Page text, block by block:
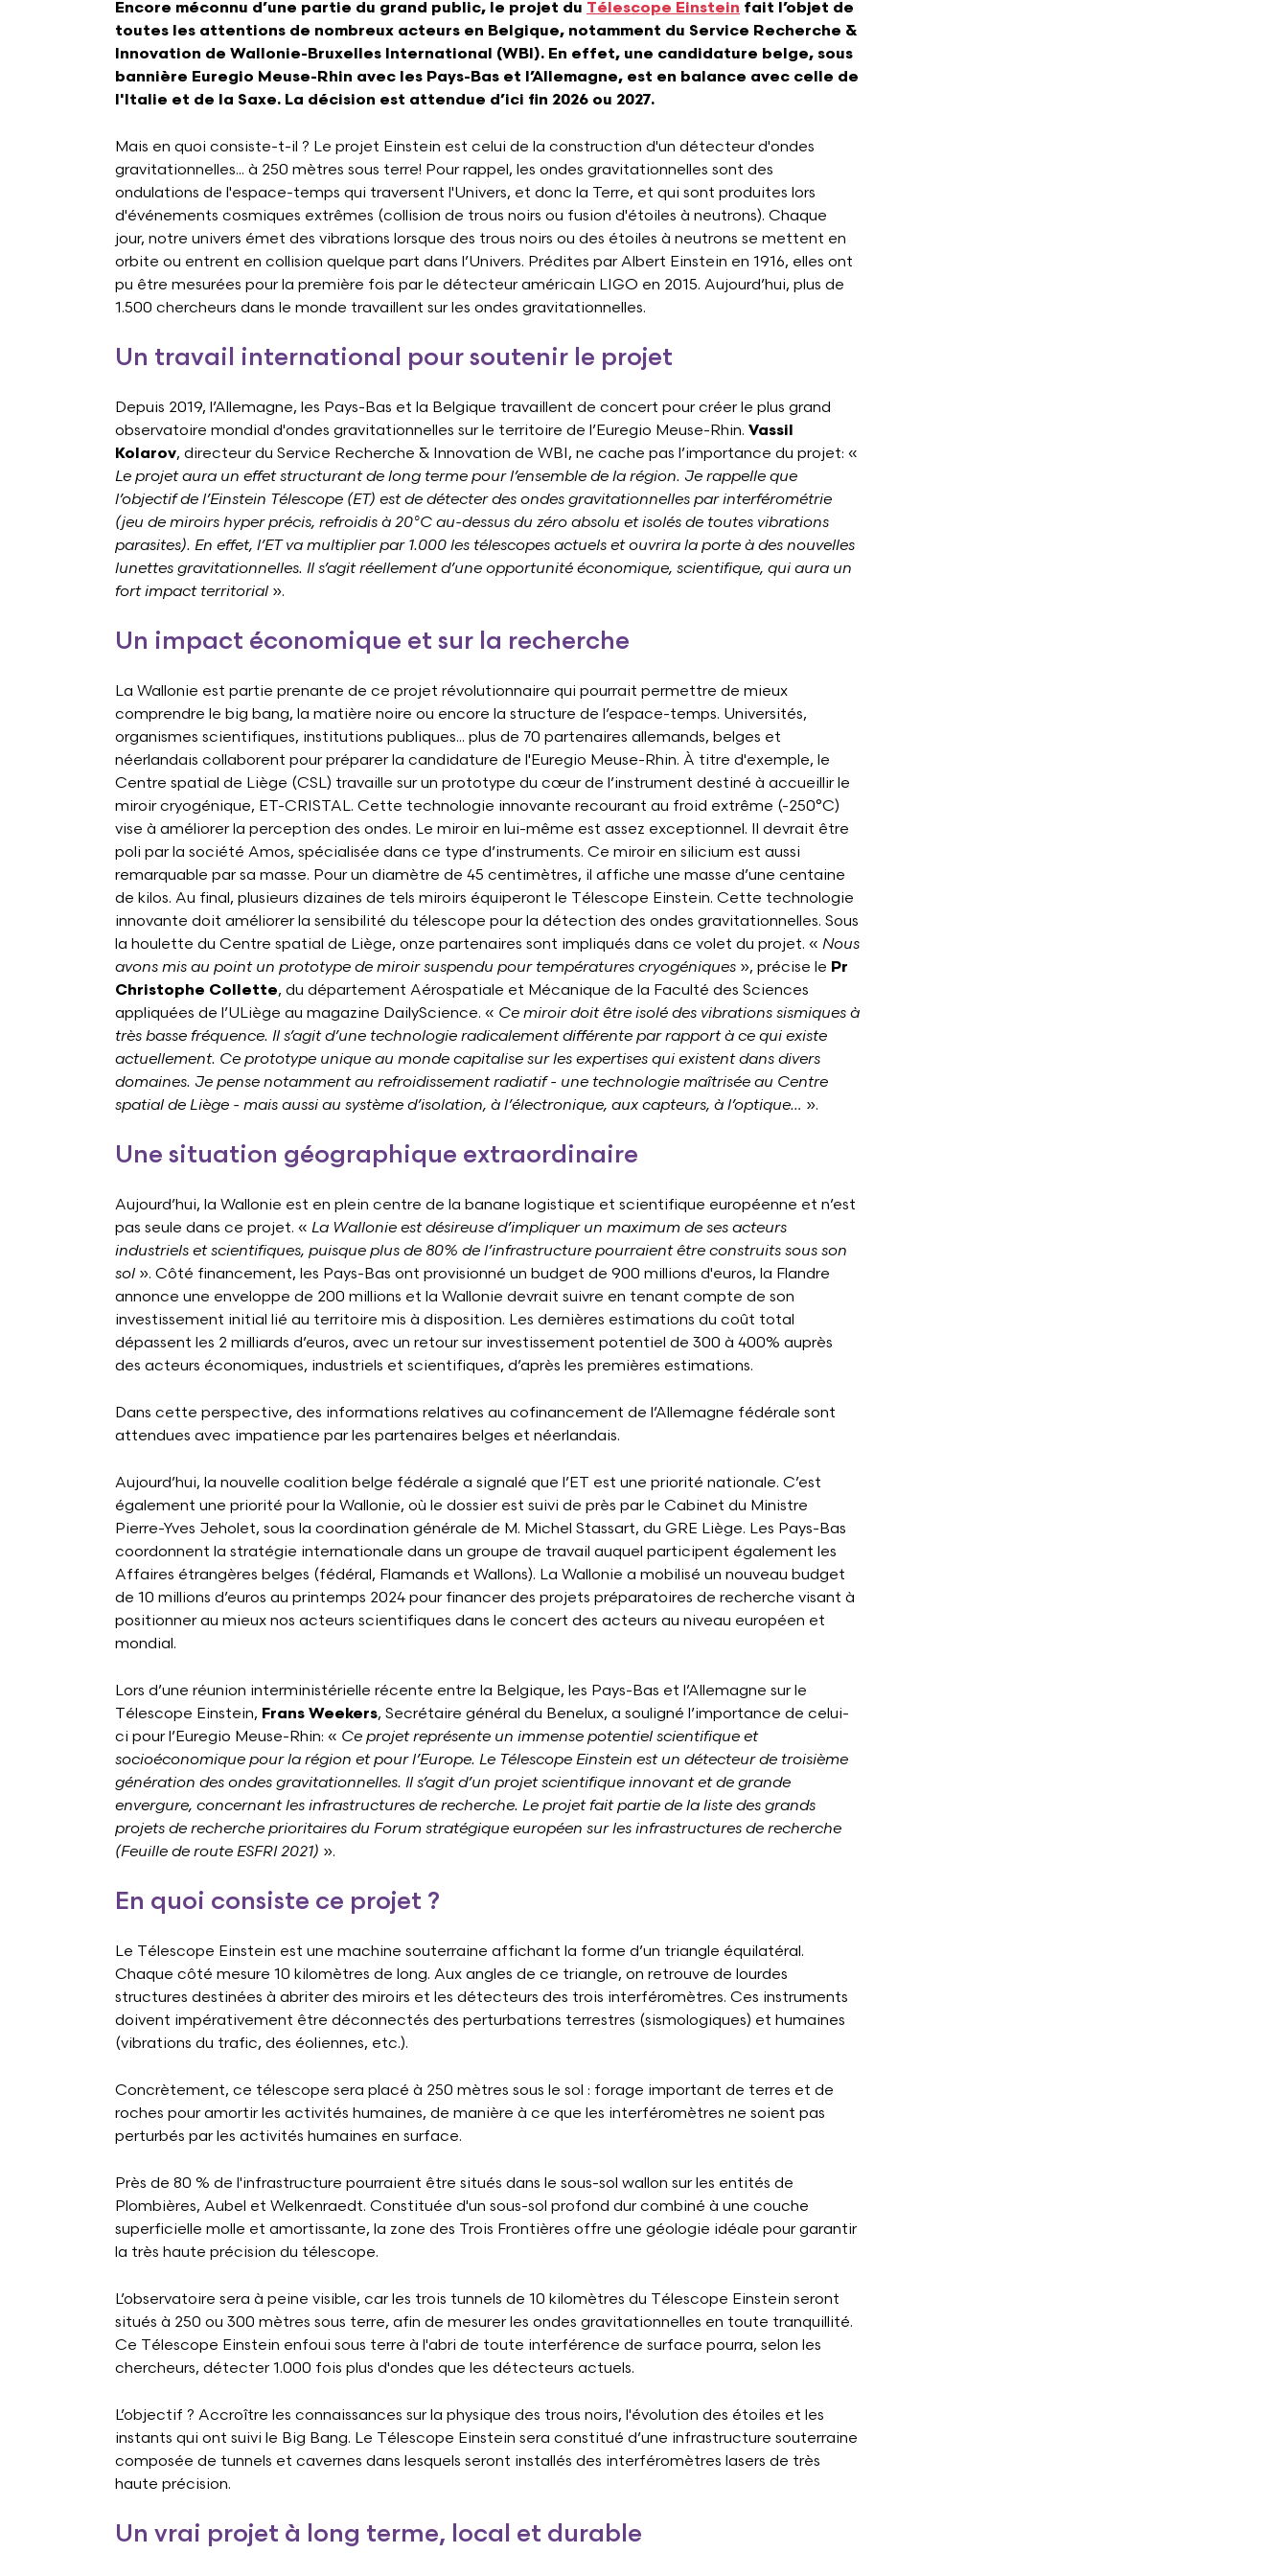
Encore méconnu d’une partie du grand public, le projet du Télescope Einstein fait l’objet de
toutes les attentions de nombreux acteurs en Belgique, notamment du Service Recherche &
Innovation de Wallonie-Bruxelles International (WBI). En effet, une candidature belge, sous
bannière Euregio Meuse-Rhin avec les Pays-Bas et l’Allemagne, est en balance avec celle de
l'Italie et de la Saxe. La décision est attendue d’ici fin 2026 ou 2027.
Mais en quoi consiste-t-il ? Le projet Einstein est celui de la construction d'un détecteur d'ondes
gravitationnelles... à 250 mètres sous terre! Pour rappel, les ondes gravitationnelles sont des
ondulations de l'espace-temps qui traversent l'Univers, et donc la Terre, et qui sont produites lors
d'événements cosmiques extrêmes (collision de trous noirs ou fusion d'étoiles à neutrons). Chaque
jour, notre univers émet des vibrations lorsque des trous noirs ou des étoiles à neutrons se mettent en
orbite ou entrent en collision quelque part dans l’Univers. Prédites par Albert Einstein en 1916, elles ont
pu être mesurées pour la première fois par le détecteur américain LIGO en 2015. Aujourd’hui, plus de
1.500 chercheurs dans le monde travaillent sur les ondes gravitationnelles.
Un travail international pour soutenir le projet
Depuis 2019, l’Allemagne, les Pays-Bas et la Belgique travaillent de concert pour créer le plus grand
observatoire mondial d'ondes gravitationnelles sur le territoire de l’Euregio Meuse-Rhin. Vassil
Kolarov, directeur du Service Recherche & Innovation de WBI, ne cache pas l’importance du projet: «
Le projet aura un effet structurant de long terme pour l’ensemble de la région. Je rappelle que
l’objectif de l’Einstein Télescope (ET) est de détecter des ondes gravitationnelles par interférométrie
(jeu de miroirs hyper précis, refroidis à 20°C au-dessus du zéro absolu et isolés de toutes vibrations
parasites). En effet, l’ET va multiplier par 1.000 les télescopes actuels et ouvrira la porte à des nouvelles
lunettes gravitationnelles. Il s’agit réellement d’une opportunité économique, scientifique, qui aura un
fort impact territorial ».
Un impact économique et sur la recherche
La Wallonie est partie prenante de ce projet révolutionnaire qui pourrait permettre de mieux
comprendre le big bang, la matière noire ou encore la structure de l’espace-temps. Universités,
organismes scientifiques, institutions publiques... plus de 70 partenaires allemands, belges et
néerlandais collaborent pour préparer la candidature de l'Euregio Meuse-Rhin. À titre d'exemple, le
Centre spatial de Liège (CSL) travaille sur un prototype du cœur de l’instrument destiné à accueillir le
miroir cryogénique, ET-CRISTAL. Cette technologie innovante recourant au froid extrême (-250°C)
vise à améliorer la perception des ondes. Le miroir en lui-même est assez exceptionnel. Il devrait être
poli par la société Amos, spécialisée dans ce type d’instruments. Ce miroir en silicium est aussi
remarquable par sa masse. Pour un diamètre de 45 centimètres, il affiche une masse d’une centaine
de kilos. Au final, plusieurs dizaines de tels miroirs équiperont le Télescope Einstein. Cette technologie
innovante doit améliorer la sensibilité du télescope pour la détection des ondes gravitationnelles. Sous
la houlette du Centre spatial de Liège, onze partenaires sont impliqués dans ce volet du projet. « Nous
avons mis au point un prototype de miroir suspendu pour températures cryogéniques », précise le Pr
Christophe Collette, du département Aérospatiale et Mécanique de la Faculté des Sciences
appliquées de l’ULiège au magazine DailyScience. « Ce miroir doit être isolé des vibrations sismiques à
très basse fréquence. Il s’agit d’une technologie radicalement différente par rapport à ce qui existe
actuellement. Ce prototype unique au monde capitalise sur les expertises qui existent dans divers
domaines. Je pense notamment au refroidissement radiatif - une technologie maîtrisée au Centre
spatial de Liège - mais aussi au système d’isolation, à l’électronique, aux capteurs, à l’optique… ».
Une situation géographique extraordinaire
Aujourd’hui, la Wallonie est en plein centre de la banane logistique et scientifique européenne et n’est
pas seule dans ce projet. « La Wallonie est désireuse d’impliquer un maximum de ses acteurs
industriels et scientifiques, puisque plus de 80% de l’infrastructure pourraient être construits sous son
sol ». Côté financement, les Pays-Bas ont provisionné un budget de 900 millions d'euros, la Flandre
annonce une enveloppe de 200 millions et la Wallonie devrait suivre en tenant compte de son
investissement initial lié au territoire mis à disposition. Les dernières estimations du coût total
dépassent les 2 milliards d’euros, avec un retour sur investissement potentiel de 300 à 400% auprès
des acteurs économiques, industriels et scientifiques, d’après les premières estimations.
Dans cette perspective, des informations relatives au cofinancement de l’Allemagne fédérale sont
attendues avec impatience par les partenaires belges et néerlandais.
Aujourd’hui, la nouvelle coalition belge fédérale a signalé que l’ET est une priorité nationale. C’est
également une priorité pour la Wallonie, où le dossier est suivi de près par le Cabinet du Ministre
Pierre-Yves Jeholet, sous la coordination générale de M. Michel Stassart, du GRE Liège. Les Pays-Bas
coordonnent la stratégie internationale dans un groupe de travail auquel participent également les
Affaires étrangères belges (fédéral, Flamands et Wallons). La Wallonie a mobilisé un nouveau budget
de 10 millions d’euros au printemps 2024 pour financer des projets préparatoires de recherche visant à
positionner au mieux nos acteurs scientifiques dans le concert des acteurs au niveau européen et
mondial.
Lors d’une réunion interministérielle récente entre la Belgique, les Pays-Bas et l’Allemagne sur le
Télescope Einstein, Frans Weekers, Secrétaire général du Benelux, a souligné l’importance de celui-
ci pour l’Euregio Meuse-Rhin: « Ce projet représente un immense potentiel scientifique et
socioéconomique pour la région et pour l’Europe. Le Télescope Einstein est un détecteur de troisième
génération des ondes gravitationnelles. Il s’agit d’un projet scientifique innovant et de grande
envergure, concernant les infrastructures de recherche. Le projet fait partie de la liste des grands
projets de recherche prioritaires du Forum stratégique européen sur les infrastructures de recherche
(Feuille de route ESFRI 2021) ».
En quoi consiste ce projet ?
Le Télescope Einstein est une machine souterraine affichant la forme d’un triangle équilatéral.
Chaque côté mesure 10 kilomètres de long. Aux angles de ce triangle, on retrouve de lourdes
structures destinées à abriter des miroirs et les détecteurs des trois interféromètres. Ces instruments
doivent impérativement être déconnectés des perturbations terrestres (sismologiques) et humaines
(vibrations du trafic, des éoliennes, etc.).
Concrètement, ce télescope sera placé à 250 mètres sous le sol : forage important de terres et de
roches pour amortir les activités humaines, de manière à ce que les interféromètres ne soient pas
perturbés par les activités humaines en surface.
Près de 80 % de l'infrastructure pourraient être situés dans le sous-sol wallon sur les entités de
Plombières, Aubel et Welkenraedt. Constituée d'un sous-sol profond dur combiné à une couche
superficielle molle et amortissante, la zone des Trois Frontières offre une géologie idéale pour garantir
la très haute précision du télescope.
L’observatoire sera à peine visible, car les trois tunnels de 10 kilomètres du Télescope Einstein seront
situés à 250 ou 300 mètres sous terre, afin de mesurer les ondes gravitationnelles en toute tranquillité.
Ce Télescope Einstein enfoui sous terre à l'abri de toute interférence de surface pourra, selon les
chercheurs, détecter 1.000 fois plus d'ondes que les détecteurs actuels.
L’objectif ? Accroître les connaissances sur la physique des trous noirs, l'évolution des étoiles et les
instants qui ont suivi le Big Bang. Le Télescope Einstein sera constitué d’une infrastructure souterraine
composée de tunnels et cavernes dans lesquels seront installés des interféromètres lasers de très
haute précision.
Un vrai projet à long terme, local et durable